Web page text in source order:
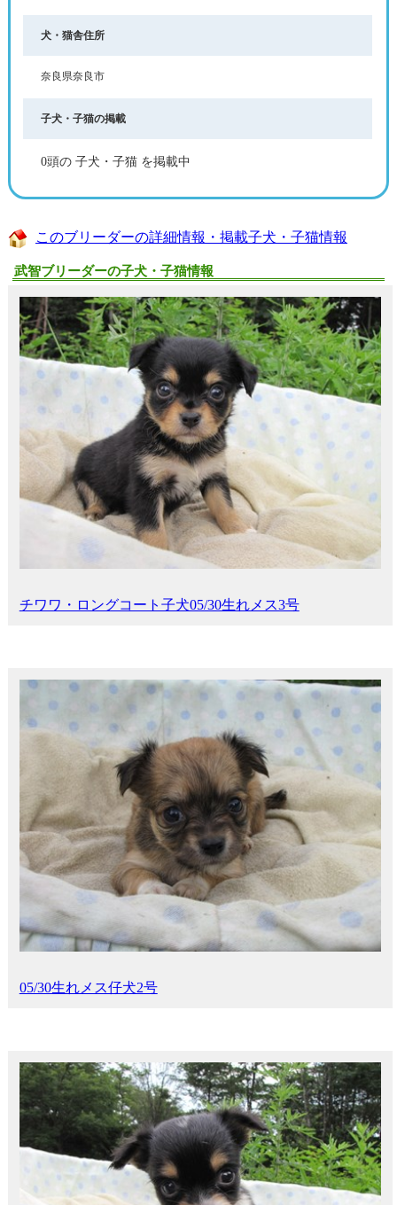
犬・猫舎住所
奈良県奈良市
子犬・子猫の掲載
0頭の 子犬・子猫 を掲載中
このブリーダーの詳細情報・掲載子犬・子猫情報
武智ブリーダーの子犬・子猫情報
チワワ・ロングコート子犬05/30生れメス3号
05/30生れメス仔犬2号